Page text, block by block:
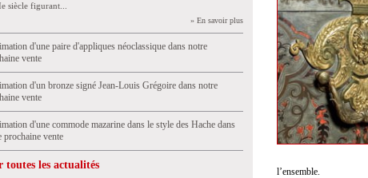
siècle figurant...
» En savoir plus
d'une paire d'appliques néoclassique dans notre
vente
d'un bronze signé Jean-Louis Grégoire dans notre
vente
d'une commode mazarine dans le style des Hache dans
prochaine vente
toutes les actualités
l’ensemble.